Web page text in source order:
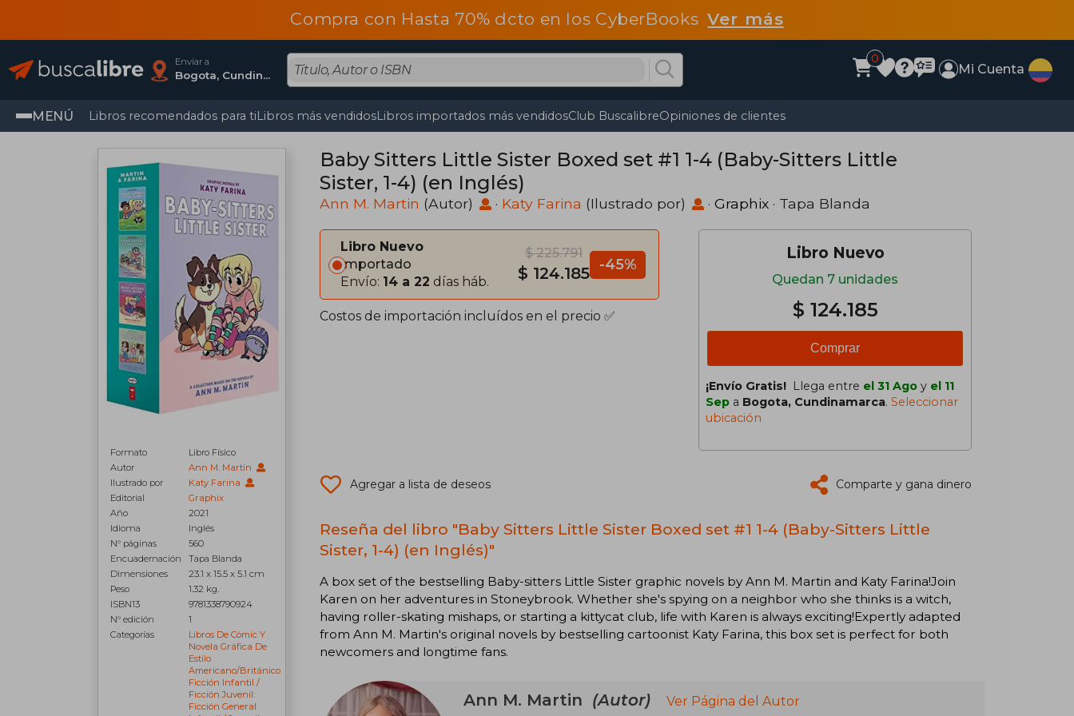
Compra con Hasta 70% dcto en los CyberBooksVer más
Enviar a
Bogota, Cundinamarca
0
Mi Cuenta
MENÚ Libros recomendados para tiLibros más vendidosLibros importados más vendidosClub BuscalibreOpiniones de clientes
Formato
Libro Físico
Autor
Ann M. Martin
Ilustrado por
Katy Farina
Editorial
Graphix
Año
2021
Idioma
Inglés
N° páginas
560
Encuadernación
Tapa Blanda
Dimensiones
23.1 x 15.5 x 5.1 cm
Peso
1.32 kg.
ISBN13
9781338790924
N° edición
1
Categorías
Libros De Cómic Y
Novela Gráfica De
Estilo
Americano/británico
Ficción Infantil /
Ficción Juvenil:
Ficción General
Baby Sitters Little Sister Boxed set #1 1-4 (Baby-Sitters Little
Sister, 1-4) (en Inglés)
Ann M. Martin (Autor) · Katy Farina (Ilustrado por) · Graphix · Tapa Blanda
Libro Nuevo
Importado
Envío: 14 a 22 días háb.
$ 225.791
$ 124.185 -45%
Costos de importación incluídos en el precio ✅
Libro Nuevo
Quedan 7 unidades
$ 124.185
Comprar
¡Envío Gratis! Llega entre el 31 Ago y el 11
Sep a Bogota, Cundinamarca. Seleccionar
ubicación
Agregar a lista de deseos Comparte y gana dinero
Reseña del libro "Baby Sitters Little Sister Boxed set #1 1-4 (Baby-Sitters Little
Sister, 1-4) (en Inglés)"
A box set of the bestselling Baby-sitters Little Sister graphic novels by Ann M. Martin and Katy Farina!Join
Karen on her adventures in Stoneybrook. Whether she's spying on a neighbor who she thinks is a witch,
having roller-skating mishaps, or starting a kittycat club, life with Karen is always exciting!Expertly adapted
from Ann M. Martin's original novels by bestselling cartoonist Katy Farina, this box set is perfect for both
newcomers and longtime fans.
Ann M. Martin (Autor)
Ver Página del Autor